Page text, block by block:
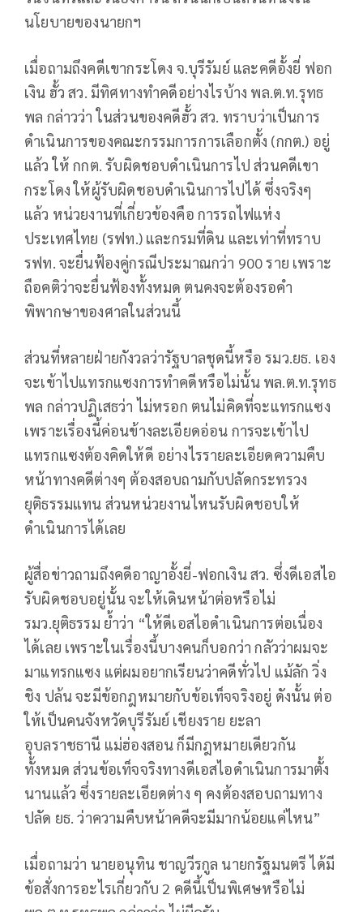
นโยบายของนายกฯ
เมื่อถามถึงคดีเขากระโดง จ.บุรีรัมย์ และคดีอั้งยี่ ฟอก
เงิน ฮั้ว สว. มีทิศทางทำคดีอย่างไรบ้าง พล.ต.ท.รุทธ
พล กล่าวว่า ในส่วนของคดีฮั้ว สว. ทราบว่าเป็นการ
ดำเนินการของคณะกรรมการการเลือกตั้ง (กกต.) อยู่
แล้ว ให้ กกต. รับผิดชอบดำเนินการไป ส่วนคดีเขา
กระโดง ให้ผู้รับผิดชอบดำเนินการไปได้ ซึ่งจริงๆ
แล้ว หน่วยงานที่เกี่ยวข้องคือ การรถไฟแห่ง
ประเทศไทย (รฟท.) และกรมที่ดิน และเท่าที่ทราบ
รฟท. จะยื่นฟ้องคู่กรณีประมาณกว่า 900 ราย เพราะ
ถือคติว่าจะยื่นฟ้องทั้งหมด ตนคงจะต้องรอคำ
พิพากษาของศาลในส่วนนี้
ส่วนที่หลายฝ่ายกังวลว่ารัฐบาลชุดนี้หรือ รมว.ยธ. เอง
จะเข้าไปแทรกแซงการทำคดีหรือไม่นั้น พล.ต.ท.รุทธ
พล กล่าวปฏิเสธว่า ไม่หรอก ตนไม่คิดที่จะแทรกแซง
เพราะเรื่องนี้ค่อนข้างละเอียดอ่อน การจะเข้าไป
แทรกแซงต้องคิดให้ดี อย่างไรรายละเอียดความคืบ
หน้าทางคดีต่างๆ ต้องสอบถามกับปลัดกระทรวง
ยุติธรรมแทน ส่วนหน่วยงานไหนรับผิดชอบให้
ดำเนินการได้เลย
ผู้สื่อข่าวถามถึงคดีอาญาอั้งยี่-ฟอกเงิน สว. ซึ่งดีเอสไอ
รับผิดชอบอยู่นั้น จะให้เดินหน้าต่อหรือไม่
รมว.ยุติธรรม ย้ำว่า “ให้ดีเอสไอดำเนินการต่อเนื่อง
ได้เลย เพราะในเรื่องนี้บางคนก็บอกว่า กลัวว่าผมจะ
มาแทรกแซง แต่ผมอยากเรียนว่าคดีทั่วไป แม้ลัก วิ่ง
ชิง ปล้น จะมีข้อกฎหมายกับข้อเท็จจริงอยู่ ดังนั้น ต่อ
ให้เป็นคนจังหวัดบุรีรัมย์ เชียงราย ยะลา
อุบลราชธานี แม่ฮ่องสอน ก็มีกฎหมายเดียวกัน
ทั้งหมด ส่วนข้อเท็จจริงทางดีเอสไอดำเนินการมาตั้ง
นานแล้ว ซึ่งรายละเอียดต่าง ๆ คงต้องสอบถามทาง
ปลัด ยธ. ว่าความคืบหน้าคดีจะมีมากน้อยแค่ไหน”
เมื่อถามว่า นายอนุทิน ชาญวีรกูล นายกรัฐมนตรี ได้มี
ข้อสั่งการอะไรเกี่ยวกับ 2 คดีนี้เป็นพิเศษหรือไม่